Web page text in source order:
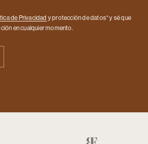
de Privacidad y protección de datos* y sé que
en cualquier momento.